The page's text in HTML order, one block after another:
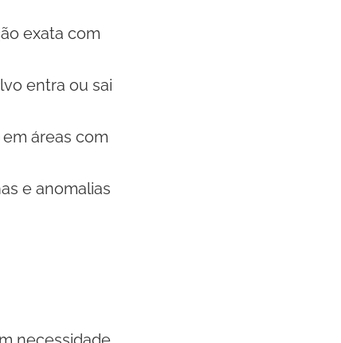
exata com
entra ou sai
áreas com
e anomalias